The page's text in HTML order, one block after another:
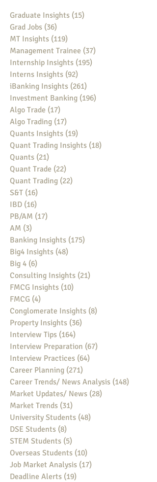
Graduate Insights (15)
Grad Jobs (36)
MT Insights (119)
Management Trainee (37)
Internship Insights (195)
Interns Insights (92)
iBanking Insights (261)
Investment Banking (196)
Algo Trade (17)
Algo Trading (17)
Quants Insights (19)
Quant Trading Insights (18)
Quants (21)
Quant Trade (22)
Quant Trading (22)
S&T (16)
IBD (16)
PB/AM (17)
AM (3)
Banking Insights (175)
Big4 Insights (48)
Big 4 (6)
Consulting Insights (21)
FMCG Insights (10)
FMCG (4)
Conglomerate Insights (8)
Property Insights (36)
Interview Tips (164)
Interview Preparation (67)
Interview Practices (64)
Career Planning (271)
Career Trends/ News Analysis (148)
Market Updates/ News (28)
Market Trends (31)
University Students (48)
DSE Students (8)
STEM Students (5)
Overseas Students (10)
Job Market Analysis (17)
Deadline Alerts (19)